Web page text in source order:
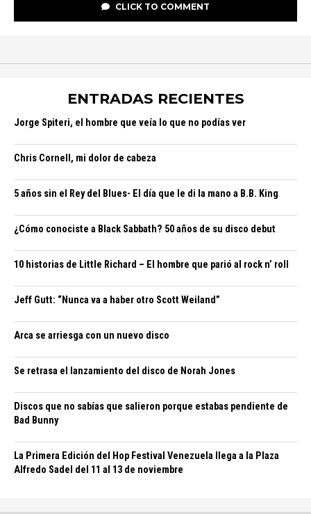
CLICK TO COMMENT
ENTRADAS RECIENTES
Jorge Spiteri, el hombre que veía lo que no podías ver
Chris Cornell, mi dolor de cabeza
5 años sin el Rey del Blues- El día que le di la mano a B.B. King
¿Cómo conociste a Black Sabbath? 50 años de su disco debut
10 historias de Little Richard – El hombre que parió al rock n’ roll
Jeff Gutt: “Nunca va a haber otro Scott Weiland”
Arca se arriesga con un nuevo disco
Se retrasa el lanzamiento del disco de Norah Jones
Discos que no sabías que salieron porque estabas pendiente de
Bad Bunny
La Primera Edición del Hop Festival Venezuela llega a la Plaza
Alfredo Sadel del 11 al 13 de noviembre